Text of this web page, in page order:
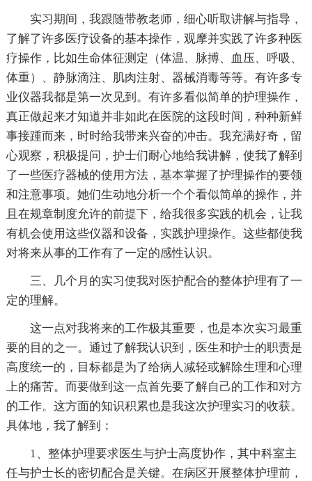
实习期间，我跟随带教老师，细心听取讲解与指导，
了解了许多医疗设备的基本操作，观摩并实践了许多种医
疗操作，比如生命体征测定（体温、脉搏、血压、呼吸、
体重）、静脉滴注、肌肉注射、器械消毒等等。有许多专
业仪器我都是第一次见到。有许多看似简单的护理操作，
真正做起来才知道并非如此在医院的这段时间，种种新鲜
事接踵而来，时时给我带来兴奋的冲击。我充满好奇，留
心观察，积极提问，护士们耐心地给我讲解，使我了解到
了一些医疗器械的使用方法，基本掌握了护理操作的要领
和注意事项。她们生动地分析一个个看似简单的操作，并
且在规章制度允许的前提下，给我很多实践的机会，让我
有机会使用这些仪器和设备，实践护理操作。这些都使我
对将来从事的工作有了一定的感性认识。
三、几个月的实习使我对医护配合的整体护理有了一
定的理解。
这一点对我将来的工作极其重要，也是本次实习最重
要的目的之一。通过了解我认识到，医生和护士的职责是
高度统一的，目标都是为了给病人减轻或解除生理和心理
上的痛苦。而要做到这一点首先要了解自己的工作和对方
的工作。这方面的知识积累也是我这次护理实习的收获。
具体地，我了解到：
1、整体护理要求医生与护士高度协作，其中科室主
任与护士长的密切配合是关键。在病区开展整体护理前，